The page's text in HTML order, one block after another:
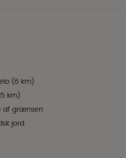
(6 km)
km)
af grænsen
jord